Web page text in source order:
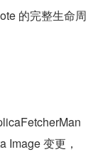
的完整生命周
Image 变更，